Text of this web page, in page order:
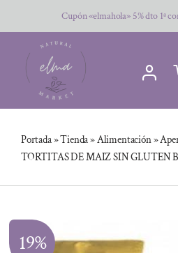
al
contenido
Cupón «elmahola» 5% dto 1ª
Portada»Tienda»Alimentación»
TORTITAS DE MAIZ SIN GLUTEN
19%